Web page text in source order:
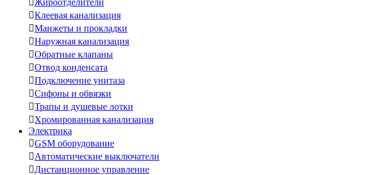
Жироотделители
Клеевая канализация
Манжеты и прокладки
Наружная канализация
Обратные клапаны
Отвод конденсата
Подключение унитаза
Сифоны и обвязки
Трапы и душевые лотки
Хромированная канализация
Электрика
GSM оборудование
Автоматические выключатели
Дистанционное управление